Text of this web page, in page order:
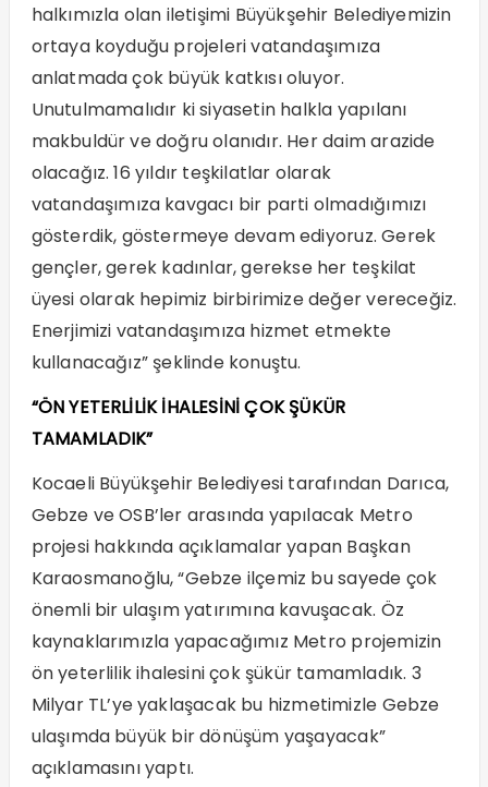
halkımızla olan iletişimi Büyükşehir Belediyemizin
ortaya koyduğu projeleri vatandaşımıza
anlatmada çok büyük katkısı oluyor.
Unutulmamalıdır ki siyasetin halkla yapılanı
makbuldür ve doğru olanıdır. Her daim arazide
olacağız. 16 yıldır teşkilatlar olarak
vatandaşımıza kavgacı bir parti olmadığımızı
gösterdik, göstermeye devam ediyoruz. Gerek
gençler, gerek kadınlar, gerekse her teşkilat
üyesi olarak hepimiz birbirimize değer vereceğiz.
Enerjimizi vatandaşımıza hizmet etmekte
kullanacağız” şeklinde konuştu.
“ÖN YETERLİLİK İHALESİNİ ÇOK ŞÜKÜR
TAMAMLADIK”
Kocaeli Büyükşehir Belediyesi tarafından Darıca,
Gebze ve OSB’ler arasında yapılacak Metro
projesi hakkında açıklamalar yapan Başkan
Karaosmanoğlu, “Gebze ilçemiz bu sayede çok
önemli bir ulaşım yatırımına kavuşacak. Öz
kaynaklarımızla yapacağımız Metro projemizin
ön yeterlilik ihalesini çok şükür tamamladık. 3
Milyar TL’ye yaklaşacak bu hizmetimizle Gebze
ulaşımda büyük bir dönüşüm yaşayacak”
açıklamasını yaptı.